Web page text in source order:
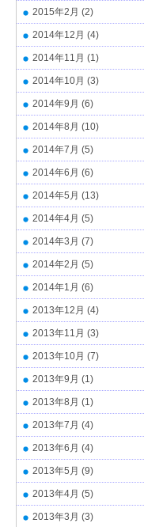
2015年2月 (2)
2014年12月 (4)
2014年11月 (1)
2014年10月 (3)
2014年9月 (6)
2014年8月 (10)
2014年7月 (5)
2014年6月 (6)
2014年5月 (13)
2014年4月 (5)
2014年3月 (7)
2014年2月 (5)
2014年1月 (6)
2013年12月 (4)
2013年11月 (3)
2013年10月 (7)
2013年9月 (1)
2013年8月 (1)
2013年7月 (4)
2013年6月 (4)
2013年5月 (9)
2013年4月 (5)
2013年3月 (3)